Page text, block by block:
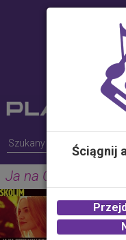
celu
Ja na Ciebie mam
SKOLIM
2.00 zł -
Ściągnij